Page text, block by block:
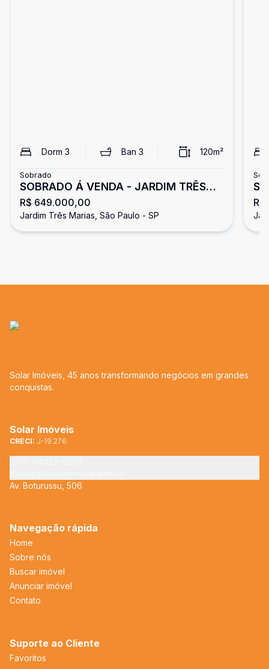
Dorm 3 Ban3 120m²
Sobrado
SOBRADO Á VENDA - JARDIM TRÊS
MARIAS
R$ 649.000,00
Jardim Três Marias, São Paulo - SP
Solar Imóveis, 45 anos transformando negócios em grandes
conquistas.
Solar Imóveis
CRECI: J-19.276
Av. Boturussu, 506
Navegação rápida
Home
Sobre nós
Buscar imóvel
Anunciar imóvel
Contato
Suporte ao Cliente
Favoritos